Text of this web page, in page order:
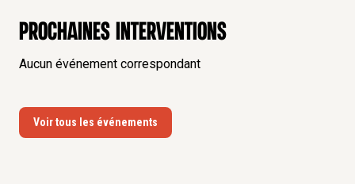
Prochaines interventions
Aucun événement correspondant
Voir tous les événements